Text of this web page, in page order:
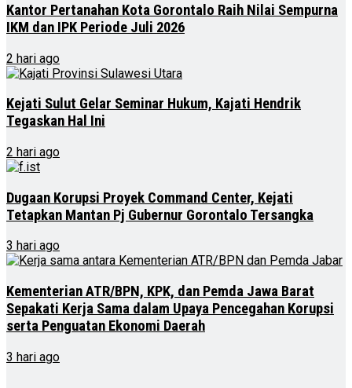
Kantor Pertanahan Kota Gorontalo Raih Nilai Sempurna
IKM dan IPK Periode Juli 2026
2 hari ago
Kejati Sulut Gelar Seminar Hukum, Kajati Hendrik
Tegaskan Hal Ini
2 hari ago
Dugaan Korupsi Proyek Command Center, Kejati
Tetapkan Mantan Pj Gubernur Gorontalo Tersangka
3 hari ago
Kementerian ATR/BPN, KPK, dan Pemda Jawa Barat
Sepakati Kerja Sama dalam Upaya Pencegahan Korupsi
serta Penguatan Ekonomi Daerah
3 hari ago